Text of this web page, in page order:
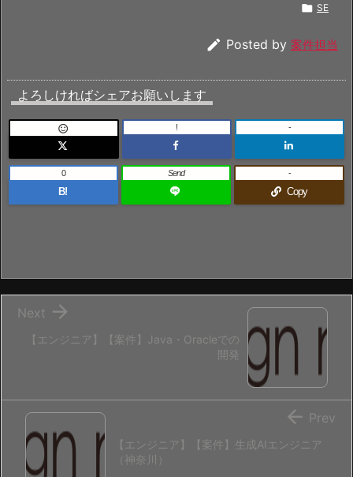
 SE
 Posted by 案件担当
よろしければシェアお願いします
 ! -
B!
0 Send
Copy
-
【エンジニア】【案件】Java・Oracleでの
開発

Next
【エンジニア】【案件】生成AIエンジニア
（神奈川）
 Prev